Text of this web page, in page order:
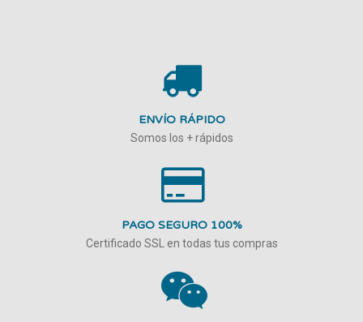
ENVÍO RÁPIDO
Somos los + rápidos
PAGO SEGURO 100%
Certificado SSL en todas tus compras